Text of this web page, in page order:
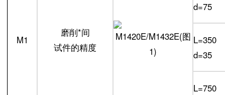
M1
磨削*间
试件的精度
d=75
L=350
d=35
L=750